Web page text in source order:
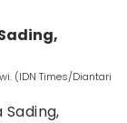
(IDN Times/Diantari